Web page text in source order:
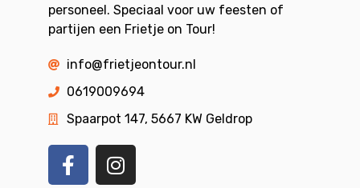
personeel. Speciaal voor uw feesten of
partijen een Frietje on Tour!
info@frietjeontour.nl
0619009694
Spaarpot 147, 5667 KW Geldrop